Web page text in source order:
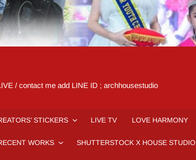
/ contact me add LINE ID ; archhousestudio
STICKERS LIVE TV LOVE HARMONY
WORKS SHUTTERSTOCK X HOUSE STUDIO